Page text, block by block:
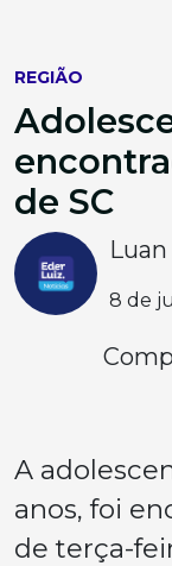
REGIÃO
de SC
Luan
8 de
A
anos, foi
de terça-